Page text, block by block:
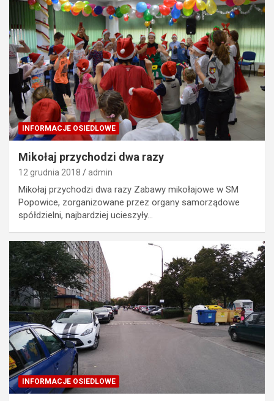
INFORMACJE OSIEDLOWE
Mikołaj przychodzi dwa razy
12 grudnia 2018 admin
Mikołaj przychodzi dwa razy Zabawy mikołajowe w SM
Popowice, zorganizowane przez organy samorządowe
spółdzielni, najbardziej ucieszyły…
INFORMACJE OSIEDLOWE